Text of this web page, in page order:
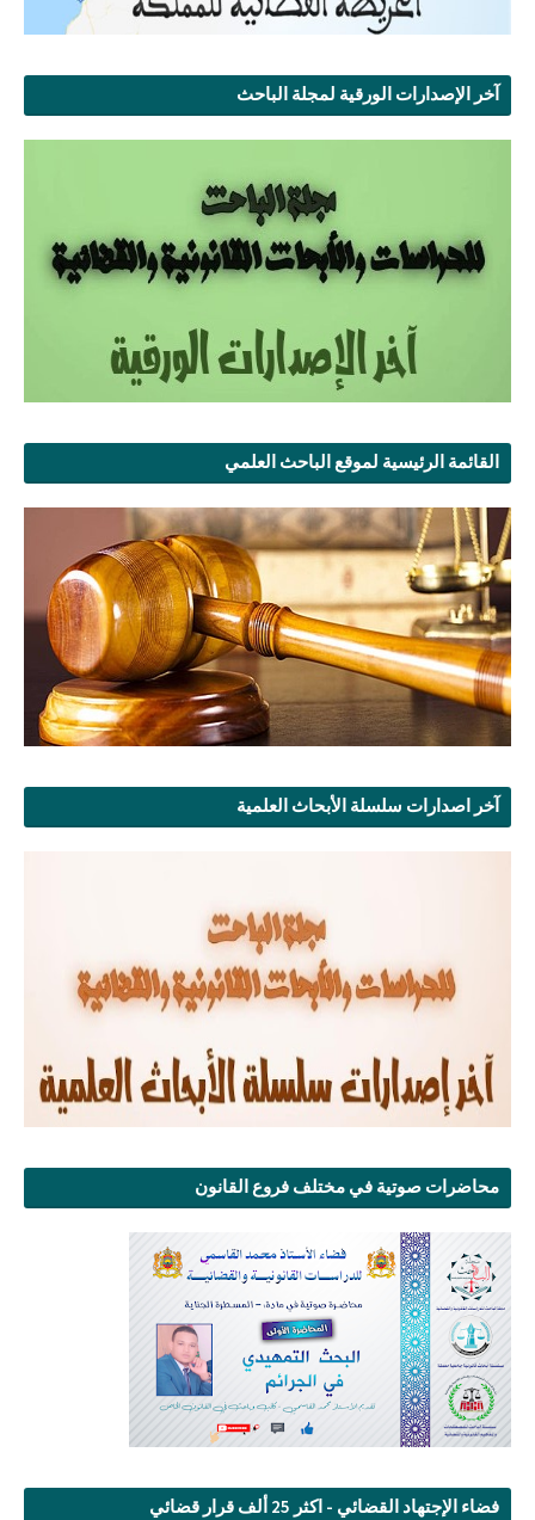
آخر الإصدارات الورقية لمجلة الباحث
القائمة الرئيسية لموقع الباحث العلمي
آخر اصدارات سلسلة الأبحاث العلمية
محاضرات صوتية في مختلف فروع القانون
فضاء الإجتهاد القضائي - اكثر 25 ألف قرار قضائي